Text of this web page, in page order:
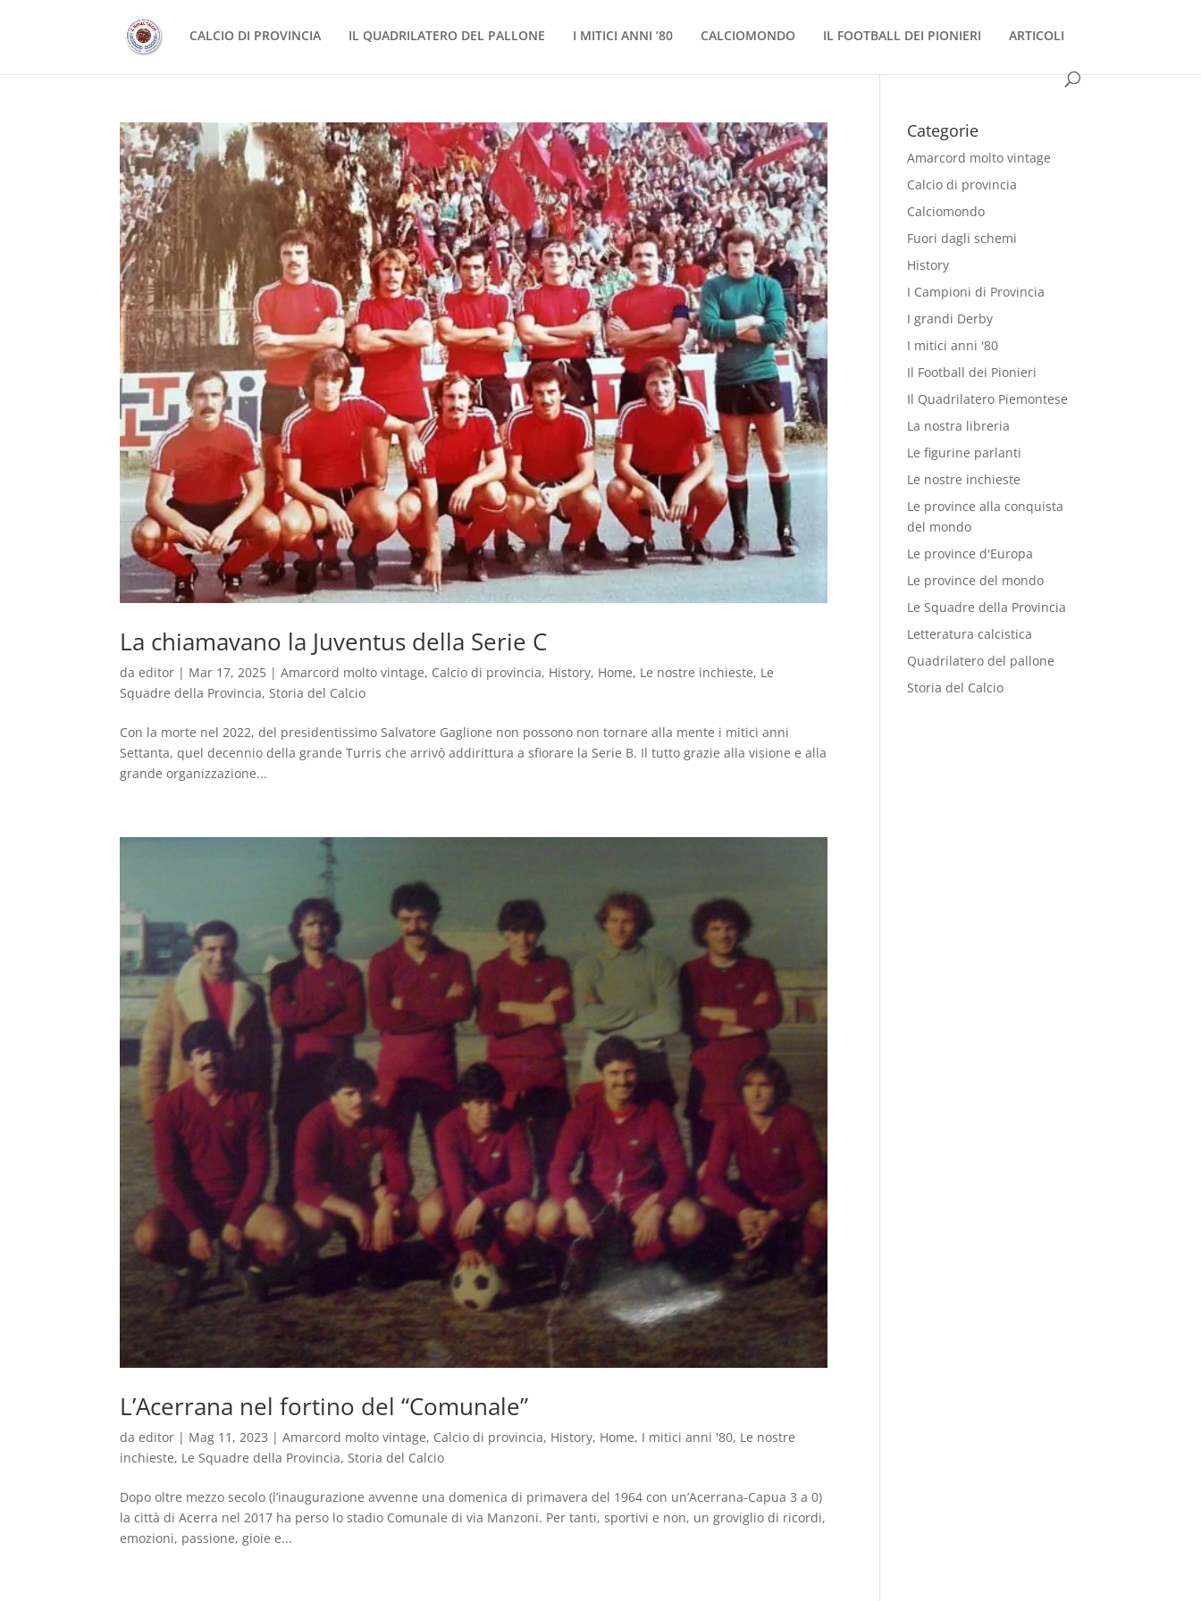
CALCIO DI PROVINCIA IL QUADRILATERO DEL PALLONE I MITICI ANNI ’80 CALCIOMONDO IL FOOTBALL DEI PIONIERI ARTICOLI
La chiamavano la Juventus della Serie C
daeditor | Mar 17, 2025 |Amarcord molto vintage, Calcio di provincia, History, Home, Le nostre inchieste, Le
Squadre della Provincia,Storia del Calcio
Con la morte nel 2022, del presidentissimo Salvatore Gaglione non possono non tornare alla mente i mitici anni
Settanta, quel decennio della grande Turris che arrivò addirittura a sfiorare la Serie B. Il tutto grazie alla visione e alla
grande organizzazione...
L’Acerrana nel fortino del “Comunale”
daeditor | Mag 11, 2023 |Amarcord molto vintage, Calcio di provincia, History, Home, I mitici anni '80, Le nostre
inchieste, Le Squadre della Provincia,Storia del Calcio
Dopo oltre mezzo secolo (l’inaugurazione avvenne una domenica di primavera del 1964 con un’Acerrana-Capua 3 a 0)
la città di Acerra nel 2017 ha perso lo stadio Comunale di via Manzoni. Per tanti, sportivi e non, un groviglio di ricordi,
emozioni, passione, gioie e...
Categorie
Amarcord molto vintage
Calcio di provincia
Calciomondo
Fuori dagli schemi
History
I Campioni di Provincia
I grandi Derby
I mitici anni '80
Il Football dei Pionieri
Il Quadrilatero Piemontese
La nostra libreria
Le figurine parlanti
Le nostre inchieste
Le province alla conquista
del mondo
Le province d'Europa
Le province del mondo
Le Squadre della Provincia
Letteratura calcistica
Quadrilatero del pallone
Storia del Calcio